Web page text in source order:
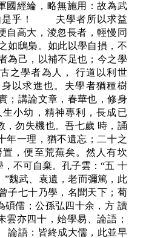
國經綸，略無施用：故為武
是乎！ 夫學者所以求益
自高大，淩忽長者，輕慢同
如鴟梟。如此以學自損，不
己，以補不足也；今之學
之學者為人， 行道以利世
以求進也。夫學者猶種樹
；講論文章，春華也，修身
幼，精神專利，長成已
，勿失機也。吾七歲 時，誦
年一理，猶不遺忘；二十之
，便至荒蕪矣。然人有坎
不可自棄。孔子雲：“五 十
”魏武、袁遺，老而彌篤，此
子七十乃學，名聞天下；荀
碩儒；公孫弘四十余，方 讀
雲亦四十，始學易、論語；
論語：皆終成大儒，此並早